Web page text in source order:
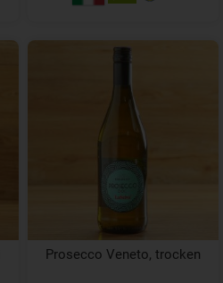
Prosecco Veneto, trocken